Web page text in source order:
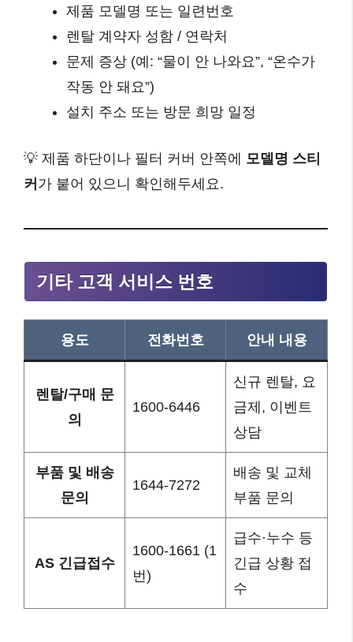
제품 모델명 또는 일련번호
렌탈 계약자 성함 / 연락처
문제 증상 (예: “물이 안 나와요”, “온수가
작동 안 돼요”)
설치 주소 또는 방문 희망 일정
💡 제품 하단이나 필터 커버 안쪽에 모델명 스티
커 가 붙어 있으니 확인해두세요.
기타 고객 서비스 번호
용도 전화번호 안내 내용
렌탈/구매 문
의
1600-6446
신규 렌탈, 요
금제, 이벤트
상담
부품 및 배송
문의
1644-7272
배송 및 교체
부품 문의
AS 긴급접수
1600-1661 (1
번)
급수·누수 등
긴급 상황 접
수